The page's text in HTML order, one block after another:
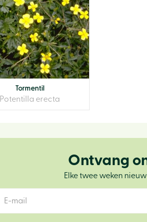
Tormentil
Potentilla erecta
Ontvang
Elke twee weken